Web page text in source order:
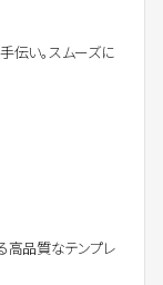
伝い。スムーズに
高品質なテンプレ